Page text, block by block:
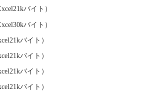
バイト）
バイト）
バイト）
バイト）
バイト）
バイト）